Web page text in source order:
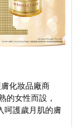
化妝品廠商
的女性而設，
呵護歲月肌的膚